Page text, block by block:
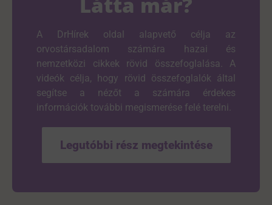
A DrHírek oldal alapvető célja az
orvostársadalom számára hazai és
nemzetközi cikkek rövid összefoglalása. A
videók célja, hogy rövid összefoglalók által
segítse a nézőt a számára érdekes
információk további megismerése felé terelni.
Legutóbbi rész megtekintése